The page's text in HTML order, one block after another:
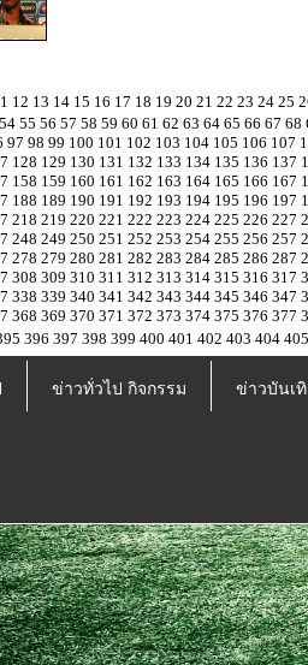
12 13 14 15 16 17 18 19 20 21 22 23 24 25
54 55 56 57 58 59 60 61 62 63 64 65 66 67 68
97 98 99 100 101 102 103 104 105 106 107
128 129 130 131 132 133 134 135 136 137
158 159 160 161 162 163 164 165 166 167
188 189 190 191 192 193 194 195 196 197
218 219 220 221 222 223 224 225 226 227
248 249 250 251 252 253 254 255 256 257
278 279 280 281 282 283 284 285 286 287
308 309 310 311 312 313 314 315 316 317
338 339 340 341 342 343 344 345 346 347
368 369 370 371 372 373 374 375 376 377
396 397 398 399 400 401 402 403 404
ข่าวทั่วไป กิจกรรม ข่าวบันเ